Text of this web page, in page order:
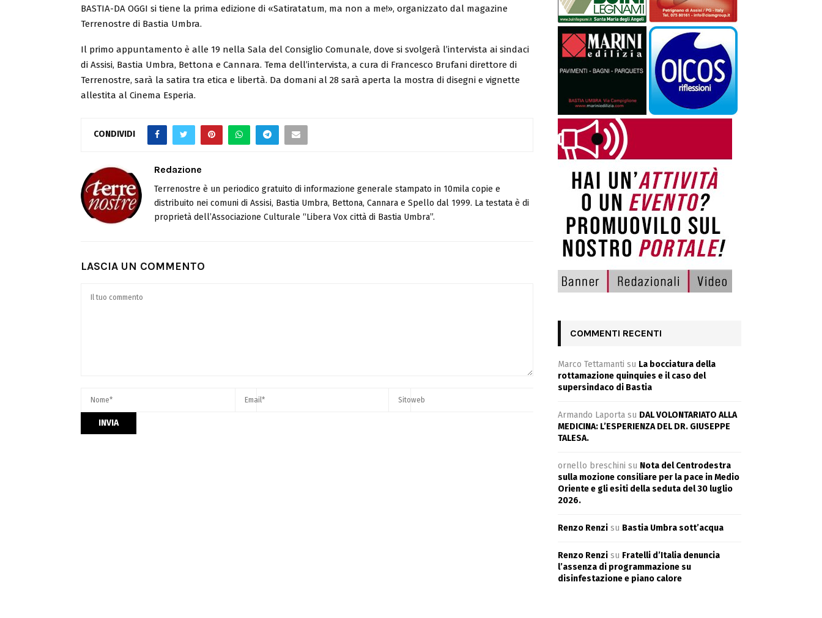
BASTIA-DA OGGI si tiene la prima edizione di «Satiratatum, ma non a me!», organizzato dal magazine
Terrenostre di Bastia Umbra.
Il primo appuntamento è alle 19 nella Sala del Consiglio Comunale, dove si svolgerà l’intervista ai sindaci
di Assisi, Bastia Umbra, Bettona e Cannara. Tema dell’intervista, a cura di Francesco Brufani direttore di
Terrenostre, sarà la satira tra etica e libertà. Da domani al 28 sarà aperta la mostra di disegni e vignette
allestita al Cinema Esperia.
CONDIVIDI
Redazione
Terrenostre è un periodico gratuito di informazione generale stampato in 10mila copie e
distribuito nei comuni di Assisi, Bastia Umbra, Bettona, Cannara e Spello dal 1999. La testata è di
proprietà dell’Associazione Culturale “Libera Vox città di Bastia Umbra”.
LASCIA UN COMMENTO
COMMENTI RECENTI
Marco Tettamanti su La bocciatura della
rottamazione quinquies e il caso del
supersindaco di Bastia
Armando Laporta su DAL VOLONTARIATO ALLA
MEDICINA: L’ESPERIENZA DEL DR. GIUSEPPE
TALESA.
ornello breschini su Nota del Centrodestra
sulla mozione consiliare per la pace in Medio
Oriente e gli esiti della seduta del 30 luglio
2026.
Renzo Renzi su Bastia Umbra sott’acqua
Renzo Renzi su Fratelli d’Italia denuncia
l’assenza di programmazione su
disinfestazione e piano calore